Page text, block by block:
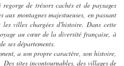
de trésors cachés et de paysages
aux montagnes majestueuses, en passant
villes chargées d'histoire. Dans cette
au cœur de la diversité française, à
ses départements.
a son propre caractère, son histoire,
sites incontournables, des villages de